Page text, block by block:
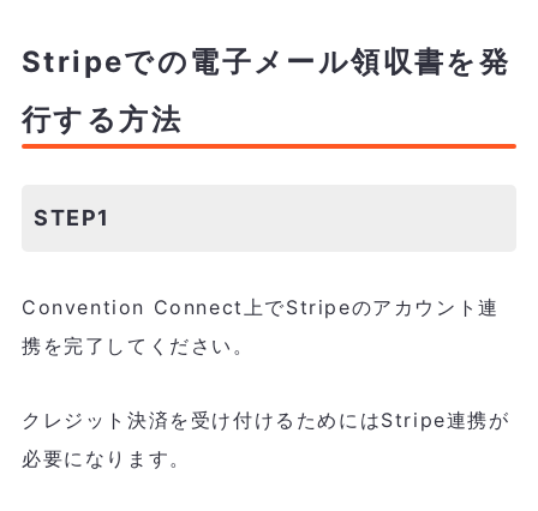
Stripeでの電子メール領収書を発
行する方法
STEP1
Convention Connect上でStripeのアカウント連
携を完了してください。
クレジット決済を受け付けるためにはStripe連携が
必要になります。